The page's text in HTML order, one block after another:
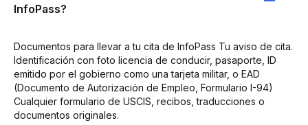
InfoPass?
Documentos para llevar a tu cita de InfoPass Tu aviso de cita.
Identificación con foto licencia de conducir, pasaporte, ID
emitido por el gobierno como una tarjeta militar, o EAD
(Documento de Autorización de Empleo, Formulario I-94)
Cualquier formulario de USCIS, recibos, traducciones o
documentos originales.